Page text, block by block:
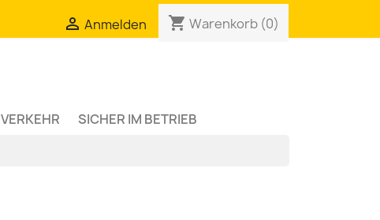
 Anmelden shopping_cart Warenkorb (0)
SICHER IM BETRIEB